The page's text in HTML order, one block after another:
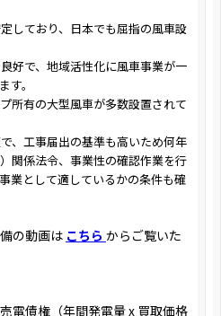
しており、日本でも屈指の風車設
好で、地域活性化に風車事業が一
す。
所有の大型風車が多数設置されて
、工事届出の基準も高いため何年
関係法令、事業性の確認作業を行
業として適しているかの条件も確
の動画は こちら からご覧いた
電債権（年間発電量 x 買取価格